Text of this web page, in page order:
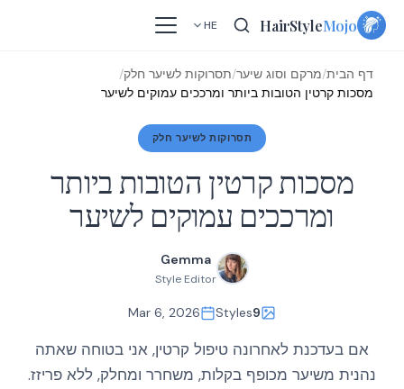
Skip
HairStyleMojo
HE
דף הבית/מרקם וסוג שיער/תסרוקות לשיער חלק/
מסכות קרטין הטובות ביותר ומרככים עמוקים לשיער
תסרוקות לשיער חלק
מסכות קרטין הטובות ביותר
ומרככים עמוקים לשיער
Gemma
Style Editor
9
Styles
Mar 6, 2026
אם בעדכנת לאחרונה טיפול קרטין, אני בטוחה שאתה
נהנית משיער מכופף בקלות, משחרר ומחלק, ללא פריזז.